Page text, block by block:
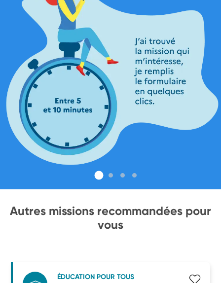
Autres missions recommandées pour
vous
ÉDUCATION POUR TOUS